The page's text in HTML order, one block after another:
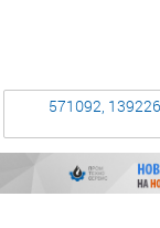
571092,